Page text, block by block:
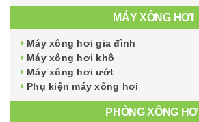
MÁY XÔNG HƠI
Máy xông hơi gia đình
Máy xông hơi khô
Máy xông hơi ướt
Phụ kiện máy xông hơi
PHÒNG XÔNG HƠI